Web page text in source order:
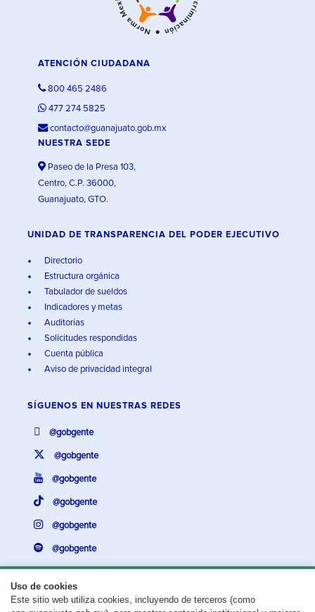
Uso de cookies
Este sitio web utiliza cookies, incluyendo de terceros (como
ATENCIÓN CIUDADANA
800 465 2486
477 274 5825
contacto@guanajuato.gob.mx
NUESTRA SEDE
Paseo de la Presa 103,
Centro, C.P. 36000,
Guanajuato, GTO.
UNIDAD DE TRANSPARENCIA DEL PODER EJECUTIVO
Directorio
Estructura orgánica
Tabulador de sueldos
Indicadores y metas
Auditorías
Solicitudes respondidas
Cuenta pública
Aviso de privacidad integral
SÍGUENOS EN NUESTRAS REDES
@gobgente
@gobgente
@gobgente
@gobgente
@gobgente
@gobgente
¿Existe algún problema con esta página?Repórtalo aquí.